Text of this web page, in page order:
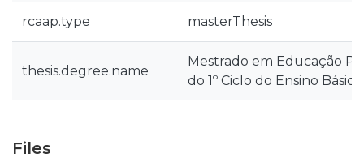
rcaap.type masterThesis
thesis.degree.name
Mestrado em Educação
do 1º Ciclo do Ensino Básico
Files